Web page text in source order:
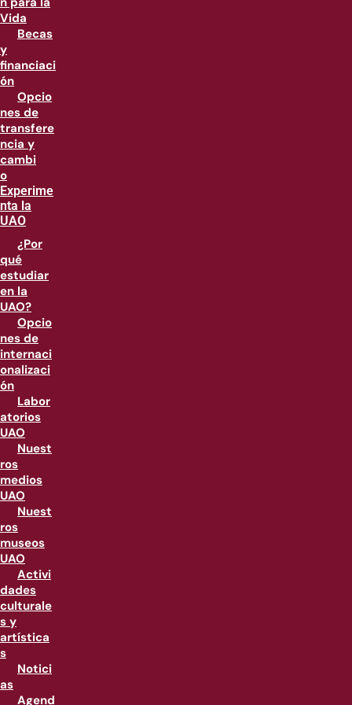
Vida
Becas
y
financiaci
ón
Opcio
nes de
transfere
ncia y
cambi
o
Experime
nta la
UAO
¿Por
qué
estudiar
en la
UAO?
Opcio
nes de
internaci
onalizaci
ón
Labor
atorios
UAO
Nuest
ros
medios
UAO
Nuest
ros
museos
UAO
Activi
dades
culturale
s y
artística
s
Notici
as
Agend